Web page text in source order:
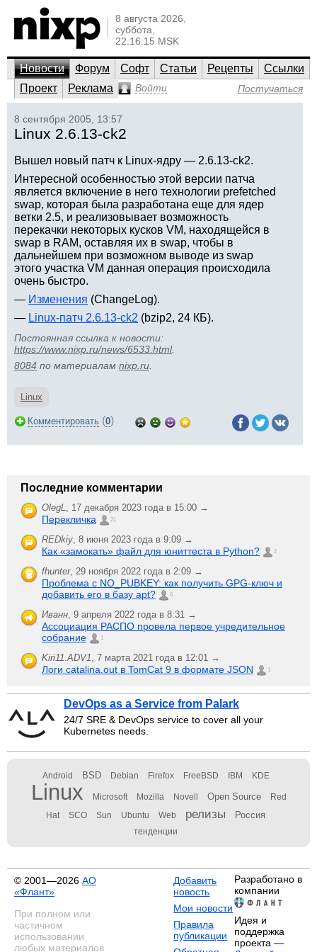
8 августа 2026,
суббота,
22:16:15 MSK
Новости Форум Софт Статьи Рецепты
Ссылки
Проект
Реклама Войти Постучаться
8 сентября 2005, 13:57
Linux 2.6.13-ck2
Вышел новый патч к Linux-ядру — 2.6.13-ck2.
Интересной особенностью этой версии патча
является включение в него технологии prefetched
swap, которая была разработана еще для ядер
ветки 2.5, и реализовывает возможность
перекачки некоторых кусков VM, находящейся в
swap в RAM, оставляя их в swap, чтобы в
дальнейшем при возможном выводе из swap
этого участка VM данная операция происходила
очень быстро.
— Изменения (ChangeLog).
— Linux-патч 2.6.13-ck2 (bzip2, 24 КБ).
Постоянная ссылка к новости:
https://www.nixp.ru/news/6533.html.
8084 по материалам nixp.ru
Linux
Комментировать (0)
Последние комментарии
OlegL, 17 декабря 2023 года в 15:00 →
Перекличка 21
REDkiy, 8 июня 2023 года в 9:09 →
Как «замокать» файл для юниттеста в Python? 2
fhunter, 29 ноября 2022 года в 2:09 →
Проблема с NO_PUBKEY: как получить GPG-ключ и
добавить его в базу apt?
6
Иванн, 9 апреля 2022 года в 8:31 →
Ассоциация РАСПО провела первое учредительное
собрание
1
Kiri11.ADV1, 7 марта 2021 года в 12:01 →
Логи catalina.out в TomCat 9 в формате JSON 1
DevOps as a Service from Palark
24/7 SRE & DevOps service to cover all your
Kubernetes needs.
Android BSD Debian Firefox FreeBSD IBM KDE
Linux Microsoft Mozilla Novell Open Source Red
Hat SCO Sun Ubuntu Web релизы Россия
тенденции
© 2001—2026 АО
«Флант»
При полном или
частичном
использовании
любых материалов
Добавить
новость
Мои новости
Правила
публикации
Разработано в
компании
Идея и
поддержка
проекта —